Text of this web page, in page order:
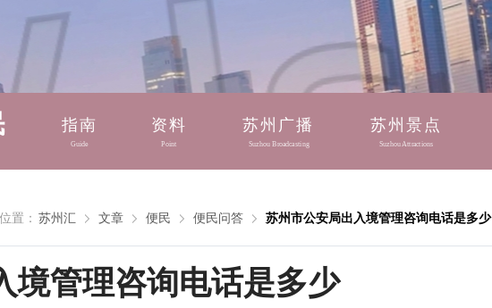
指南
Guide
资料
Point
苏州广播
Suzhou Broadcasting
苏州景点
Suzhou Attractions
置： 苏州汇 文章 便民 便民问答 苏州市公安局出入境管理咨询电话是多少
境管理咨询电话是多少